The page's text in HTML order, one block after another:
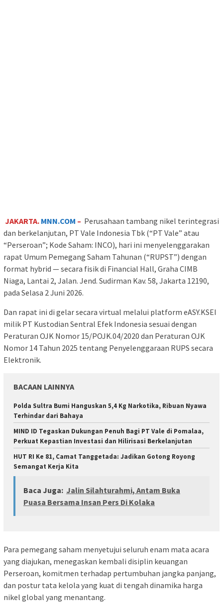
JAKARTA. MNN.COM – Perusahaan tambang nikel terintegrasi
dan berkelanjutan, PT Vale Indonesia Tbk (“PT Vale” atau
“Perseroan”; Kode Saham: INCO), hari ini menyelenggarakan
rapat Umum Pemegang Saham Tahunan (“RUPST”) dengan
format hybrid — secara fisik di Financial Hall, Graha CIMB
Niaga, Lantai 2, Jalan. Jend. Sudirman Kav. 58, Jakarta 12190,
pada Selasa 2 Juni 2026.
Dan rapat ini di gelar secara virtual melalui platform eASY.KSEI
milik PT Kustodian Sentral Efek Indonesia sesuai dengan
Peraturan OJK Nomor 15/POJK.04/2020 dan Peraturan OJK
Nomor 14 Tahun 2025 tentang Penyelenggaraan RUPS secara
Elektronik.
BACAAN LAINNYA
Polda Sultra Bumi Hanguskan 5,4 Kg Narkotika, Ribuan Nyawa
Terhindar dari Bahaya
MIND ID Tegaskan Dukungan Penuh Bagi PT Vale di Pomalaa,
Perkuat Kepastian Investasi dan Hilirisasi Berkelanjutan
HUT RI Ke 81, Camat Tanggetada: Jadikan Gotong Royong
Semangat Kerja Kita
Baca Juga: Jalin Silahturahmi, Antam Buka
Puasa Bersama Insan Pers Di Kolaka
Para pemegang saham menyetujui seluruh enam mata acara
yang diajukan, menegaskan kembali disiplin keuangan
Perseroan, komitmen terhadap pertumbuhan jangka panjang,
dan postur tata kelola yang kuat di tengah dinamika harga
nikel global yang menantang.